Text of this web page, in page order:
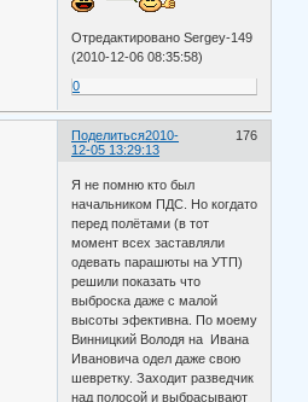
Отредактировано Sergey-149
(2010-12-06 08:35:58)
0
Поделиться 176
2010-
12-05 13:29:13
Я не помню кто был
начальником ПДС. Но когдато
перед полётами (в тот
момент всех заставляли
одевать парашюты на УТП)
решили показать что
выброска даже с малой
высоты эфективна. По моему
Винницкий Володя на Ивана
Ивановича одел даже свою
шевретку. Заходит разведчик
над полосой и выбрасывают